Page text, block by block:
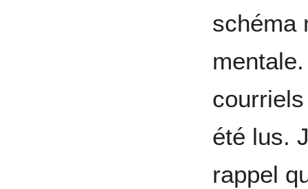
schéma
été lus.
rappel